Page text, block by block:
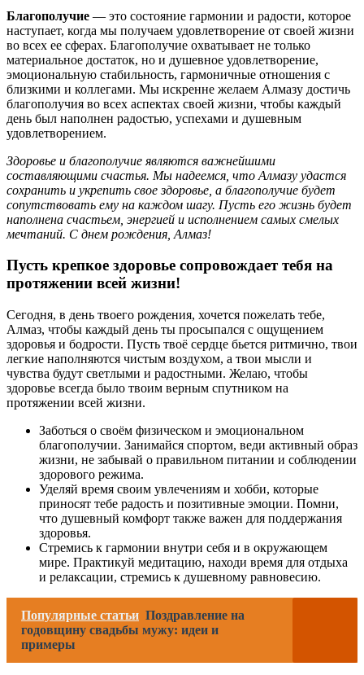
Благополучие — это состояние гармонии и радости, которое
наступает, когда мы получаем удовлетворение от своей жизни
во всех ее сферах. Благополучие охватывает не только
материальное достаток, но и душевное удовлетворение,
эмоциональную стабильность, гармоничные отношения с
близкими и коллегами. Мы искренне желаем Алмазу достичь
благополучия во всех аспектах своей жизни, чтобы каждый
день был наполнен радостью, успехами и душевным
удовлетворением.
Здоровье и благополучие являются важнейшими
составляющими счастья. Мы надеемся, что Алмазу удастся
сохранить и укрепить свое здоровье, а благополучие будет
сопутствовать ему на каждом шагу. Пусть его жизнь будет
наполнена счастьем, энергией и исполнением самых смелых
мечтаний. С днем рождения, Алмаз!
Пусть крепкое здоровье сопровождает тебя на
протяжении всей жизни!
Сегодня, в день твоего рождения, хочется пожелать тебе,
Алмаз, чтобы каждый день ты просыпался с ощущением
здоровья и бодрости. Пусть твоё сердце бьется ритмично, твои
легкие наполняются чистым воздухом, а твои мысли и
чувства будут светлыми и радостными. Желаю, чтобы
здоровье всегда было твоим верным спутником на
протяжении всей жизни.
Заботься о своём физическом и эмоциональном
благополучии. Занимайся спортом, веди активный образ
жизни, не забывай о правильном питании и соблюдении
здорового режима.
Уделяй время своим увлечениям и хобби, которые
приносят тебе радость и позитивные эмоции. Помни,
что душевный комфорт также важен для поддержания
здоровья.
Стремись к гармонии внутри себя и в окружающем
мире. Практикуй медитацию, находи время для отдыха
и релаксации, стремись к душевному равновесию.
Популярные статьи Поздравление на
годовщину свадьбы мужу: идеи и
примеры